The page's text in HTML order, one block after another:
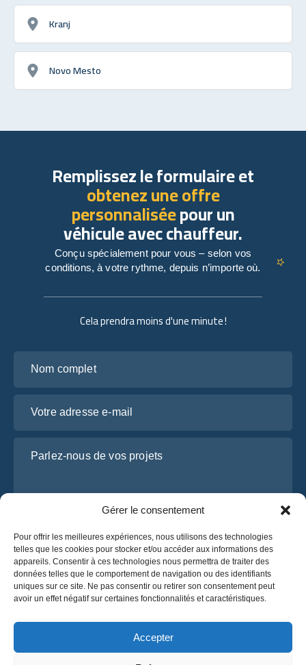
Gérer le consentement
Pour offrir les meilleures expériences, nous utilisons des technologies
telles que les cookies pour stocker et/ou accéder aux informations des
appareils. Consentir à ces technologies nous permettra de traiter des
données telles que le comportement de navigation ou des identifiants
uniques sur ce site. Ne pas consentir ou retirer son consentement peut
avoir un effet négatif sur certaines fonctionnalités et caractéristiques.
Accepter
Kranj
Novo Mesto
Cela prendra moins d'une minute !
J’ai lu et j’accepte lapolitique de confidentialité
d’OsaBus.
Obtenez un devis
Obtenez un devis
Remplissez le formulaire et
obtenez une offre
personnaliséepour un
véhicule avec chauffeur.
Conçu spécialement pour vous – selon vos
conditions, à votre rythme, depuis n’importe où.